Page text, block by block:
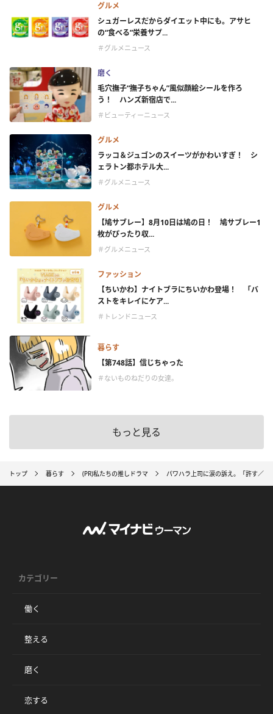
グルメ
シュガーレスだからダイエット中にも。アサヒ
の“食べる”栄養サプ...
＃グルメニュース
磨く
毛穴撫子“撫子ちゃん”風似顔絵シールを作ろ
う！ ハンズ新宿店で...
＃ビューティーニュース
グルメ
ラッコ＆ジュゴンのスイーツがかわいすぎ！ シ
ェラトン都ホテル大...
＃グルメニュース
グルメ
【鳩サブレー】8月10日は鳩の日！ 鳩サブレー1
枚がぴったり収...
＃グルメニュース
ファッション
【ちいかわ】ナイトブラにちいかわ登場！ 「バ
ストをキレイにケア...
＃トレンドニュース
暮らす
【第748話】信じちゃった
＃ないものねだりの女達。
もっと見る
トップ 暮らす (PR)私たちの推しドラマ パワハラ上司に涙の訴え。「許す／
カテゴリー
働く
整える
磨く
恋する